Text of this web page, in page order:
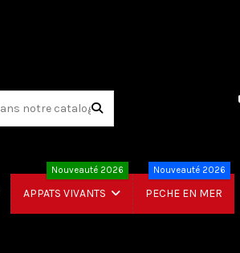
APPATS VIVANTS
Nouveauté 2026
PECHE EN MER
Nouveauté 2026